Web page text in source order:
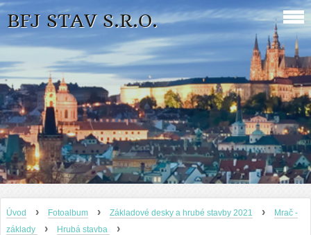
BFJ STAV S.R.O.
Úvod › Fotoalbum › Základové desky a hrubé stavby 2021 ›
Mrač -
základy
› Hrubá stavba ›